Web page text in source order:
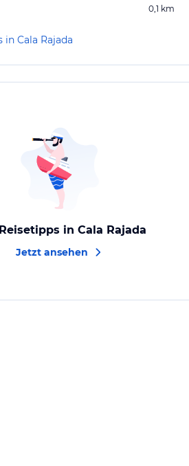
0,1 km
in Cala Rajada
in Cala Rajada
Jetzt ansehen